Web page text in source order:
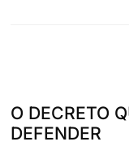
O DECRETO
DEFENDER